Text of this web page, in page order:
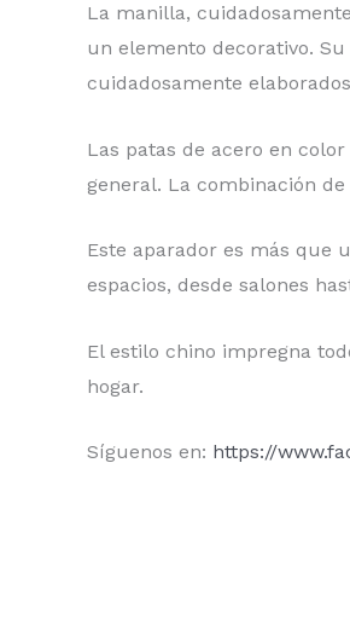
La manilla,
un elemento decorativo.
cuidadosamente
Las patas de acero en
general. La combinación
Este aparador es más que
espacios, desde salones
El estilo chino impregna
hogar.
Síguenos en: https://